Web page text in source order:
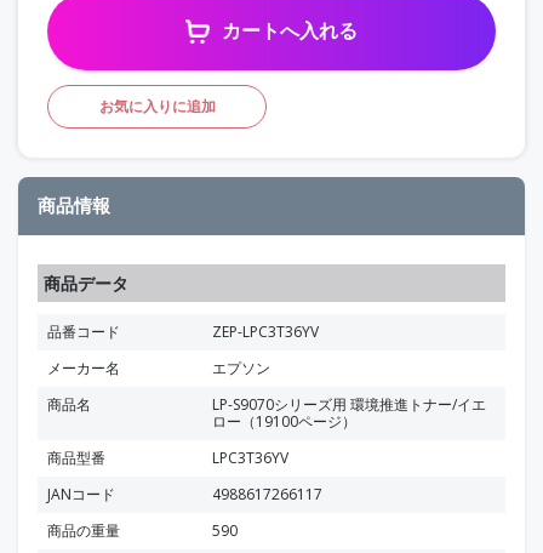
カートへ入れる
お気に入りに追加
商品情報
商品データ
品番コード
ZEP-LPC3T36YV
メーカー名
エプソン
商品名
LP-S9070シリーズ用 環境推進トナー/イエ
ロー（19100ページ）
商品型番
LPC3T36YV
JANコード
4988617266117
商品の重量
590